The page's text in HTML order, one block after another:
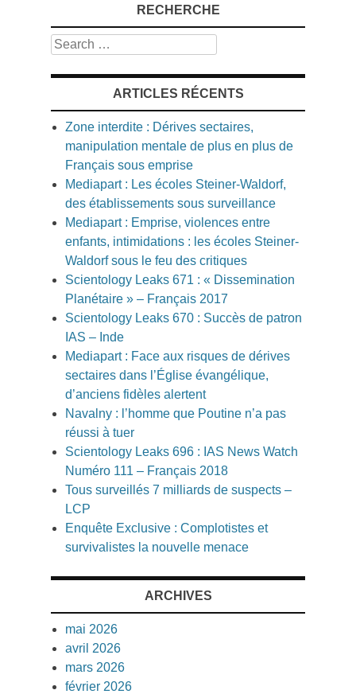
RECHERCHE
Search
ARTICLES RÉCENTS
Zone interdite : Dérives sectaires,
manipulation mentale de plus en plus de
Français sous emprise
Mediapart : Les écoles Steiner-Waldorf,
des établissements sous surveillance
Mediapart : Emprise, violences entre
enfants, intimidations : les écoles Steiner-
Waldorf sous le feu des critiques
Scientology Leaks 671 : « Dissemination
Planétaire » – Français 2017
Scientology Leaks 670 : Succès de patron
IAS – Inde
Mediapart : Face aux risques de dérives
sectaires dans l’Église évangélique,
d’anciens fidèles alertent
Navalny : l’homme que Poutine n’a pas
réussi à tuer
Scientology Leaks 696 : IAS News Watch
Numéro 111 – Français 2018
Tous surveillés 7 milliards de suspects –
LCP
Enquête Exclusive : Complotistes et
survivalistes la nouvelle menace
ARCHIVES
mai 2026
avril 2026
mars 2026
février 2026